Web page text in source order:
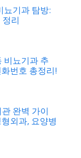
뇨기과 탐방:
리
비뇨기과 추
번호 총정리!
완벽 가이
외과, 요양병